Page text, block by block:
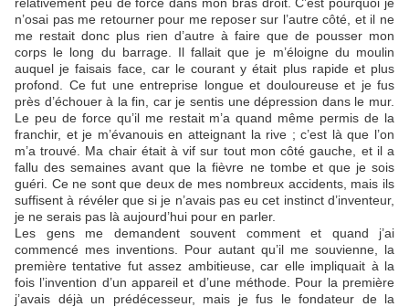
n’osai pas me retourner pour me reposer sur l’autre côté, et il ne
me restait donc plus rien d’autre à faire que de pousser mon
corps le long du barrage. Il fallait que je m’éloigne du moulin
auquel je faisais face, car le courant y était plus rapide et plus
profond. Ce fut une entreprise longue et douloureuse et je fus
près d’échouer à la fin, car je sentis une dépression dans le mur.
Le peu de force qu’il me restait m’a quand même permis de la
franchir, et je m’évanouis en atteignant la rive ; c’est là que l’on
m’a trouvé. Ma chair était à vif sur tout mon côté gauche, et il a
fallu des semaines avant que la fièvre ne tombe et que je sois
guéri. Ce ne sont que deux de mes nombreux accidents, mais ils
suffisent à révéler que si je n’avais pas eu cet instinct d’inventeur,
je ne serais pas là aujourd’hui pour en parler.
Les gens me demandent souvent comment et quand j’ai
commencé mes inventions. Pour autant qu’il me souvienne, la
première tentative fut assez ambitieuse, car elle impliquait à la
fois l’invention d’un appareil et d’une méthode. Pour la première
j’avais déjà un prédécesseur, mais je fus le fondateur de la